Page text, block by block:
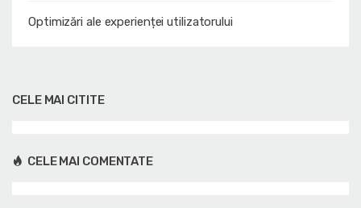
Optimizări ale experienței utilizatorului
CELE MAI CITITE
CELE MAI COMENTATE